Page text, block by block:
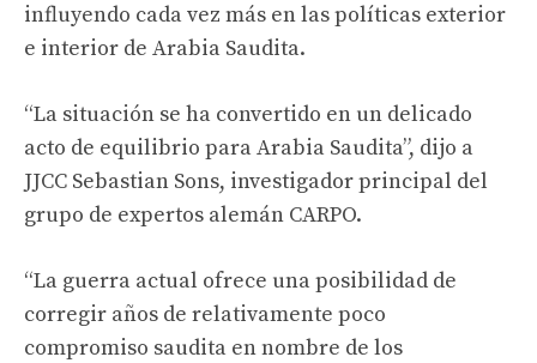
influyendo cada vez más en las políticas exterior
e interior de Arabia Saudita.
“La situación se ha convertido en un delicado
acto de equilibrio para Arabia Saudita”, dijo a
JJCC Sebastian Sons, investigador principal del
grupo de expertos alemán CARPO.
“La guerra actual ofrece una posibilidad de
corregir años de relativamente poco
compromiso saudita en nombre de los